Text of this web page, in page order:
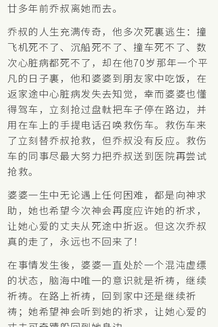
廿多年前乔叔离她而去。
乔叔的人生充满传奇，他多次死裏逃生：撞
飞机死不了、沉船死不了、撞车死不了、数
次心脏病都死不了，却在他70岁那年一个平
凡的日子裏，他和婆婆到朋友家中吃饭，在
返家途中心脏病发失去知觉，幸而婆婆也懂
得驾车，立刻抢过盘軚把车子停在路边，并
用在车上的手提电话召唤救伤车。救伤车来
了立刻替乔叔抢救，但乔叔没有反应。救伤
车的同事尽最大努力把乔叔送到医院再尝试
抢救。
婆婆一生中无论遇上任何困难，都是向神求
助，她也希望今次神会再度应许她的祈求，
让她心爱的丈夫从死途中折返。但这次乔叔
真的走了，永远也不回来了！
在事情发生後，婆婆一直处於一个混沌虚缥
的状态，脑海中唯一的意识就是祈祷，继续
祈祷。在路上祈祷，回到家中还是继续祈
祷；她希望神会听到她的祈求，让她心爱的